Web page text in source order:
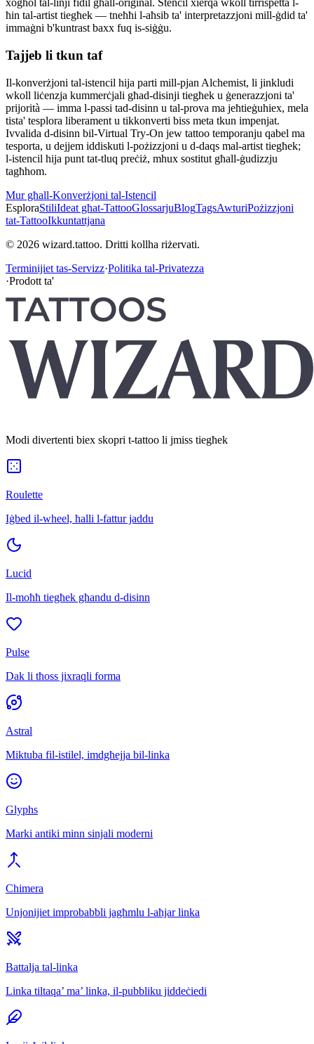
xogħol tal-linji fidil għall-oriġinal. Stencil xierqa wkoll tirrispetta l-
ħin tal-artist tiegħek — tneħħi l-aħsib ta' interpretazzjoni mill-ġdid ta'
immaġni b'kuntrast baxx fuq is-siġġu.
Tajjeb li tkun taf
Il-konverżjoni tal-istencil hija parti mill-pjan Alchemist, li jinkludi
wkoll liċenzja kummerċjali għad-disinji tiegħek u ġenerazzjoni ta'
prijorità — imma l-passi tad-disinn u tal-prova ma jeħtieġuhiex, mela
tista' tesplora liberament u tikkonverti biss meta tkun impenjat.
Ivvalida d-disinn bil-Virtual Try-On jew tattoo temporanju qabel ma
tesporta, u dejjem iddiskuti l-pożizzjoni u d-daqs mal-artist tiegħek;
l-istencil hija punt tat-tluq preċiż, mhux sostitut għall-ġudizzju
tagħhom.
Mur għall-Konverżjoni tal-Istencil
EsploraStiliIdeat għat-TattooGlossarjuBlogTagsAwturiPożizzjoni
tat-TattooIkkuntattjana
© 2026 wizard.tattoo. Dritti kollha riżervati.
Terminijiet tas-Servizz·Politika tal-Privatezza
·Prodott ta'
Modi divertenti biex skopri t-tattoo li jmiss tiegħek
Roulette
Iġbed il-wheel, ħalli l-fattur jaddu
Lucid
Il-moħħ tiegħek għandu d-disinn
Pulse
Dak li tħoss jixraqli forma
Astral
Miktuba fil-istilel, imdgħejja bil-linka
Glyphs
Marki antiki minn sinjali moderni
Chimera
Unjonijiet improbabbli jagħmlu l-aħjar linka
Battalja tal-linka
Linka tiltaqa’ ma’ linka, il-pubbliku jiddeċiedi